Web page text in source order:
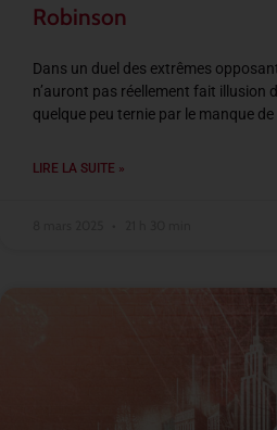
Robinson
Dans un duel des extrêmes
n’auront pas réellement fait illusion
quelque peu ternie par le manque
LIRE LA SUITE »